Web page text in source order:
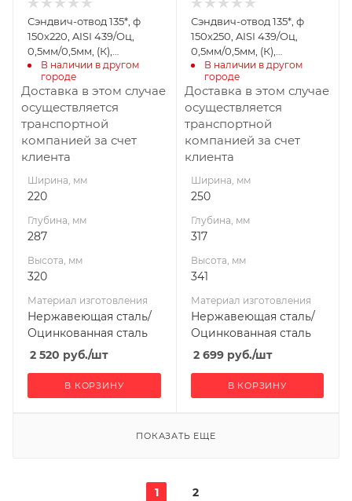
Нержавеющая
сталь/
Оцинкованная
сталь
Производитель
УМК
Сэндвич-отвод 135*, ф
150х220, AISI 439/Оц,
0,5мм/0,5мм, (К),
удл=60мм
В наличии в другом
городе
Доставка в этом случае
осуществляется
транспортной
компанией за счет
клиента
Ширина, мм
220
Глубина, мм
287
Высота, мм
320
Материал изготовления
Нержавеющая сталь/
Оцинкованная сталь
2 520 руб./шт
В КОРЗИНУ
Нержавеющая
сталь/
Оцинкованная
сталь
Производитель
УМК
Сэндвич-отвод 135*, ф
150х250, AISI 439/Оц,
0,5мм/0,5мм, (К),
удл=60мм
В наличии в другом
городе
Доставка в этом случае
осуществляется
транспортной
компанией за счет
клиента
Ширина, мм
250
Глубина, мм
317
Высота, мм
341
Материал изготовления
Нержавеющая сталь/
Оцинкованная сталь
2 699руб./шт
В КОРЗИНУ
ПОКАЗАТЬ ЕЩЕ
1 2